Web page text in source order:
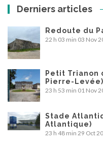
Derniers articles
Redoute du
22 h 03 min 03 Nov
Petit Trianon
Pierre-Levée)
23 h 53 min 01 Nov
Stade
Atlantique)
23 h 48 min 29 Oct